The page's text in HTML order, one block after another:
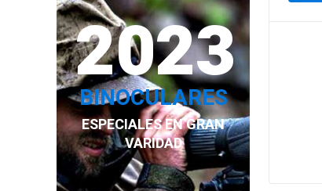
2023
BINOCULARES
ESPECIALES EN GRAN
VARIDAD